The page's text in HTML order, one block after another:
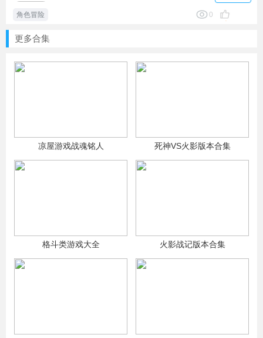
角色冒险 0
更多合集
凉屋游戏战魂铭人 死神VS火影版本合集
格斗类游戏大全 火影战记版本合集